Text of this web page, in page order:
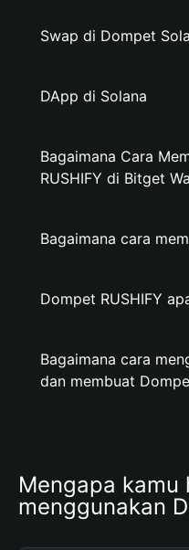
Swap di Dompet
DApp di Solana
Bagaimana Cara
RUSHIFY di Bitget
Bagaimana cara
Dompet RUSHIFY
Bagaimana cara
dan membuat
Mengapa kamu
menggunakan